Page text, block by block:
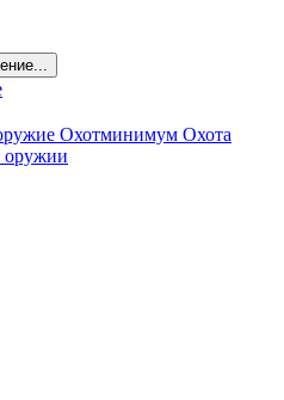
Охотминимум Охота
оружии